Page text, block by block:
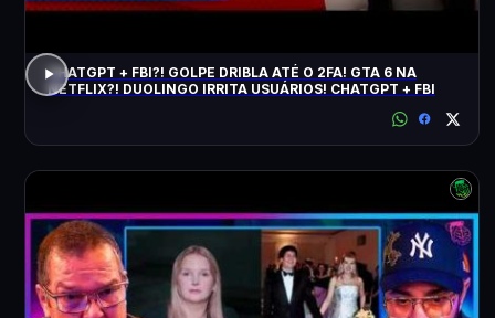
CHATGPT + FBI?! GOLPE DRIBLA ATÉ O 2FA! GTA 6 NA
NETFLIX?! DUOLINGO IRRITA USUÁRIOS! CHATGPT + FBI